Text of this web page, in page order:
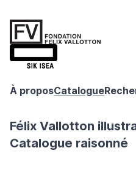
À proposCatalogue
Félix Vallotton
Catalogue raisonné